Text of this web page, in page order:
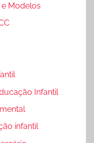
e Modelos
Infantil
infantil